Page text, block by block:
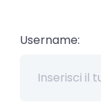
Username: